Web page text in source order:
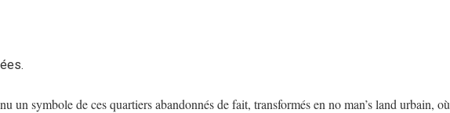
un symbole de ces quartiers abandonnés de fait, transformés en no man’s land urbain, où